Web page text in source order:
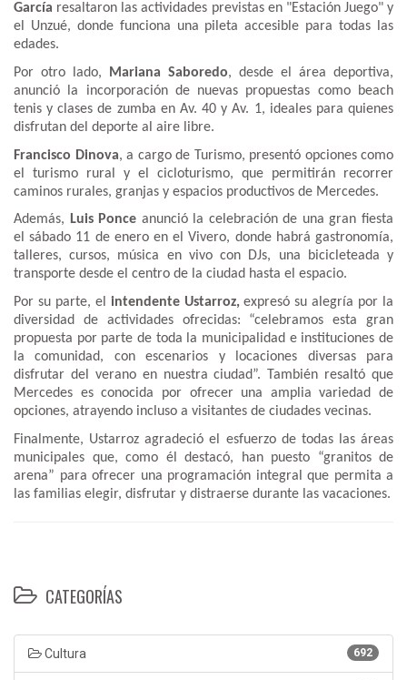
García resaltaron las actividades previstas en "Estación Juego" y
el Unzué, donde funciona una pileta accesible para todas las
edades.
Por otro lado,
Mariana Saboredo, desde el área deportiva,
anunció la incorporación de nuevas propuestas como beach
tenis y clases de zumba en Av. 40 y Av. 1, ideales para quienes
disfrutan del deporte al aire libre.
Francisco Dinova, a cargo de Turismo, presentó opciones como
el turismo rural y el cicloturismo, que permitirán recorrer
caminos rurales, granjas y espacios productivos de Mercedes.
Además, Luis Ponce anunció la celebración de una gran fiesta
el sábado 11 de enero en el Vivero, donde habrá gastronomía,
talleres, cursos, música en vivo con DJs, una bicicleteada y
transporte desde el centro de la ciudad hasta el espacio.
Por su parte, el intendente Ustarroz,expresó su alegría por la
diversidad de actividades ofrecidas: “celebramos esta gran
propuesta por parte de toda la municipalidad e instituciones de
la comunidad, con escenarios y locaciones diversas para
disfrutar del verano en nuestra ciudad”. También resaltó que
Mercedes es conocida por ofrecer una amplia variedad de
opciones, atrayendo incluso a visitantes de ciudades vecinas.
Finalmente, Ustarroz agradeció el esfuerzo de todas las áreas
municipales que, como él destacó, han puesto “granitos de
arena” para ofrecer una programación integral que permita a
las familias elegir, disfrutar y distraerse durante las vacaciones.
CATEGORÍAS
692
Cultura